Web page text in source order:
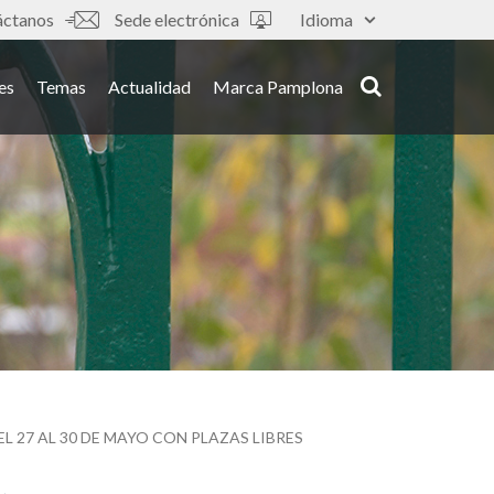
Idioma
Sede electrónica
Temas Actualidad Marca Pamplona
27 AL 30 DE MAYO CON PLAZAS LIBRES